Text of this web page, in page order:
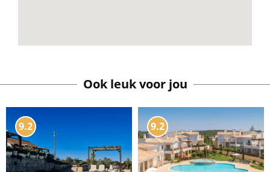
Ook leuk voor jou
9.2 9.2